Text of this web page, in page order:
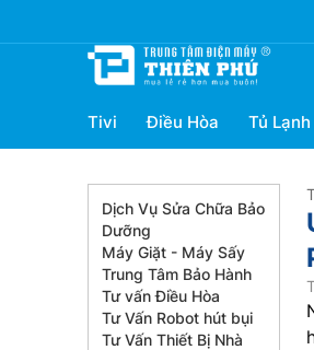
Tivi Điều Hòa Tủ Lạnh
Dịch Vụ Sửa Chữa Bảo
Dưỡng
Máy Giặt - Máy Sấy
Trung Tâm Bảo Hành
Tư vấn Điều Hòa
Tư Vấn Robot hút bụi
Tư Vấn Thiết Bị Nhà